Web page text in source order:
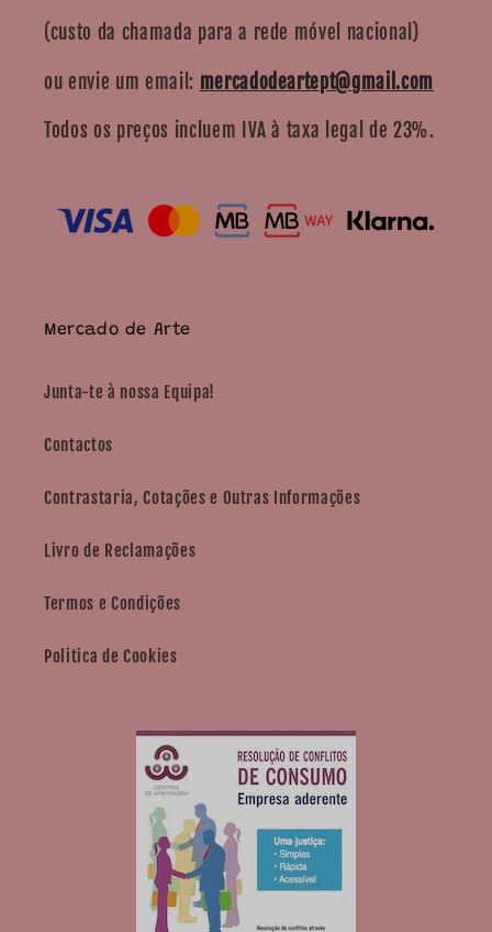
(custo da chamada para a rede móvel nacional)
ou envie um email: mercadodeartept@gmail.com
Todos os preços incluem IVA à taxa legal de 23%.
Mercado de Arte
Junta-te à nossa Equipa!
Contactos
Contrastaria, Cotações e Outras Informações
Livro de Reclamações
Termos e Condições
Politica de Cookies